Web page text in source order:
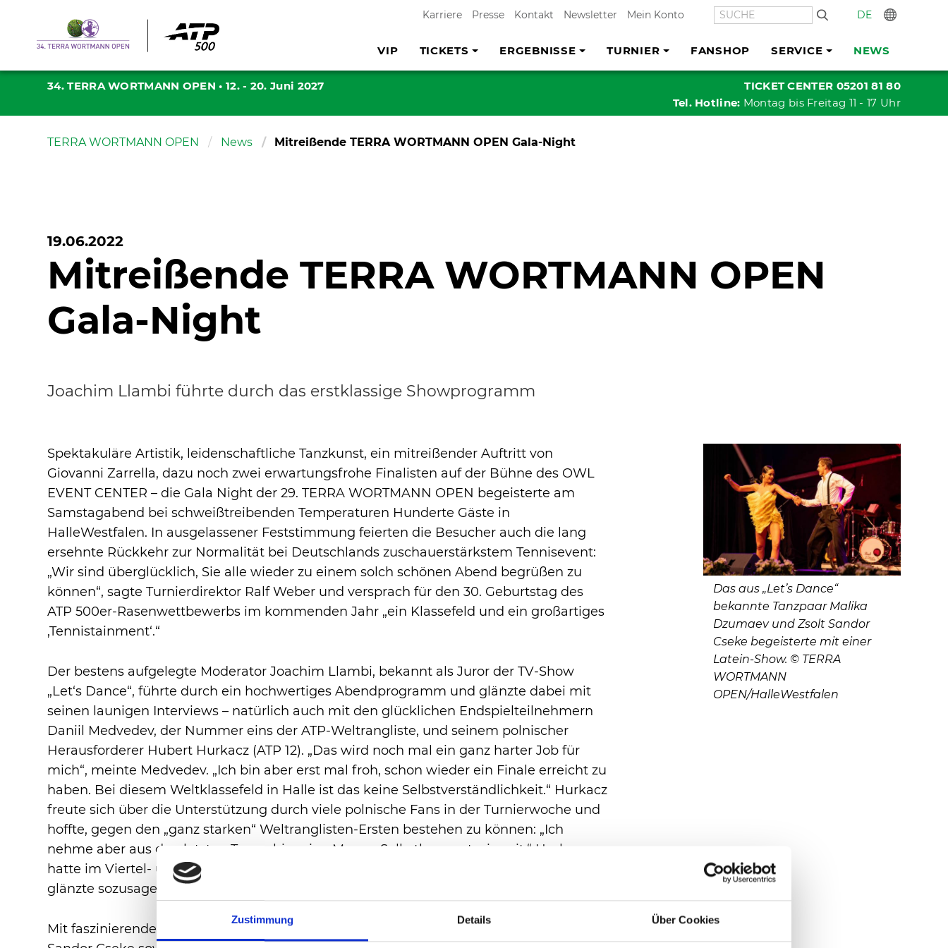
Zustimmung Details Über Cookies
Karriere Presse Kontakt Newsletter Mein Konto SUCHE DE
VIP TICKETS ERGEBNISSE TURNIER FANSHOP SERVICE NEWS
34. TERRA WORTMANN OPEN• 12. - 20. Juni 2027
TICKET CENTER 05201 81 80
Tel. Hotline: Montag bis Freitag 11 - 17 Uhr
TERRA WORTMANN OPEN News Mitreißende TERRA WORTMANN OPEN Gala-Night
19.06.2022
Mitreißende TERRA WORTMANN OPEN
Gala-Night
Joachim Llambi führte durch das erstklassige Showprogramm
Spektakuläre Artistik, leidenschaftliche Tanzkunst, ein mitreißender Auftritt von
Giovanni Zarrella, dazu noch zwei erwartungsfrohe Finalisten auf der Bühne des OWL
EVENT CENTER – die Gala Night der 29. TERRA WORTMANN OPEN begeisterte am
Samstagabend bei schweißtreibenden Temperaturen Hunderte Gäste in
HalleWestfalen. In ausgelassener Feststimmung feierten die Besucher auch die lang
ersehnte Rückkehr zur Normalität bei Deutschlands zuschauerstärkstem Tennisevent:
„Wir sind überglücklich, Sie alle wieder zu einem solch schönen Abend begrüßen zu
können“, sagte Turnierdirektor Ralf Weber und versprach für den 30. Geburtstag des
ATP 500er-Rasenwettbewerbs im kommenden Jahr „ein Klassefeld und ein großartiges
,Tennistainment‘.“
Der bestens aufgelegte Moderator Joachim Llambi, bekannt als Juror der TV-Show
„Let‘s Dance“, führte durch ein hochwertiges Abendprogramm und glänzte dabei mit
seinen launigen Interviews – natürlich auch mit den glücklichen Endspielteilnehmern
Daniil Medvedev, der Nummer eins der ATP-Weltrangliste, und seinem polnischer
Herausforderer Hubert Hurkacz (ATP 12). „Das wird noch mal ein ganz harter Job für
mich“, meinte Medvedev. „Ich bin aber erst mal froh, schon wieder ein Finale erreicht zu
haben. Bei diesem Weltklassefeld in Halle ist das keine Selbstverständlichkeit.“ Hurkacz
freute sich über die Unterstützung durch viele polnische Fans in der Turnierwoche und
hoffte, gegen den „ganz starken“ Weltranglisten-Ersten bestehen zu können: „Ich
nehme aber aus den letzten Tagen hier eine Menge Selbstbewusstsein mit.“ Hurkacz
hatte im Viertel- und Halbfinale insgesamt vier Tiebreaks für sich entschieden, er
glänzte sozusagen als König der Tennis-Lotterie.
Mit faszinierenden Bühnenshows hatten die Profitänzer Malika Dzumaev und Zsolt
Das aus „Let’s Dance“
bekannte Tanzpaar Malika
Dzumaev und Zsolt Sandor
Cseke begeisterte mit einer
Latein-Show. © TERRA
WORTMANN
OPEN/HalleWestfalen